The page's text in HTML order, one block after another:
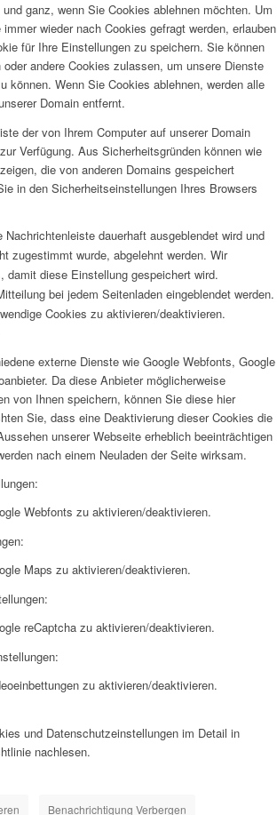
ganz, wenn Sie Cookies ablehnen möchten. Um
wieder nach Cookies gefragt werden, erlauben
für Ihre Einstellungen zu speichern. Sie können
andere Cookies zulassen, um unsere Dienste
können. Wenn Sie Cookies ablehnen, werden alle
Domain entfernt.
der von Ihrem Computer auf unserer Domain
Verfügung. Aus Sicherheitsgründen können wie
die von anderen Domains gespeichert
in den Sicherheitseinstellungen Ihres Browsers
dauerhaft ausgeblendet wird und
zugestimmt wurde, abgelehnt werden. Wir
damit diese Einstellung gespeichert wird.
bei jedem Seitenladen eingeblendet werden.
Cookies zu aktivieren/deaktivieren.
externe Dienste wie Google Webfonts, Google
Da diese Anbieter möglicherweise
von Ihnen speichern, können Sie diese hier
Sie, dass eine Deaktivierung dieser Cookies die
unserer Webseite erheblich beeinträchtigen
nach einem Neuladen der Seite wirksam.
Webfonts zu aktivieren/deaktivieren.
Maps zu aktivieren/deaktivieren.
reCaptcha zu aktivieren/deaktivieren.
zu aktivieren/deaktivieren.
und Datenschutzeinstellungen im Detail in
nachlesen.
Benachrichtigung Verbergen